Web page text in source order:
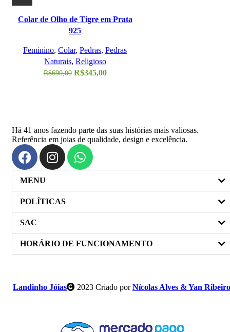
Colar de Olho de Tigre em Prata
925
Feminino, Colar, Pedras, Pedras
Naturais, Religioso
R$690,00 R$345,00
Há 41 anos fazendo parte das suas histórias mais valiosas.
Referência em joias de qualidade, design e excelência.
MENU
POLÍTICAS
SAC
HORÁRIO DE FUNCIONAMENTO
Landinho Jóias 2023 Criado porNícolas Alves & Yan Ribeiro